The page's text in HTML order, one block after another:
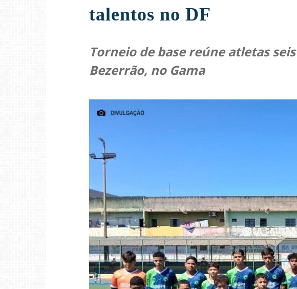
talentos no DF
Torneio de base reúne atletas
Bezerrão, no Gama